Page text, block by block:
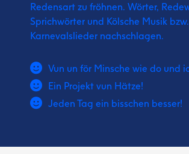
Redensart zu fröhnen. Wörter,
Sprichwörter und Kölsche Musik bzw.
Karnevalslieder nachschlagen.
Vun un för Minsche wie do und
Ein Projekt vun Hätze!
Jeden Tag ein bisschen besser!